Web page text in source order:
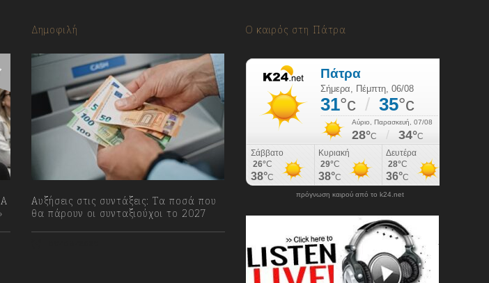
Δημοφιλή
Αυξήσεις στις συντάξεις: Τα ποσά που
θα πάρουν οι συνταξιούχοι το 2027
Ο καιρός στη Πάτρα
πρόγνωση καιρού από το k24.net